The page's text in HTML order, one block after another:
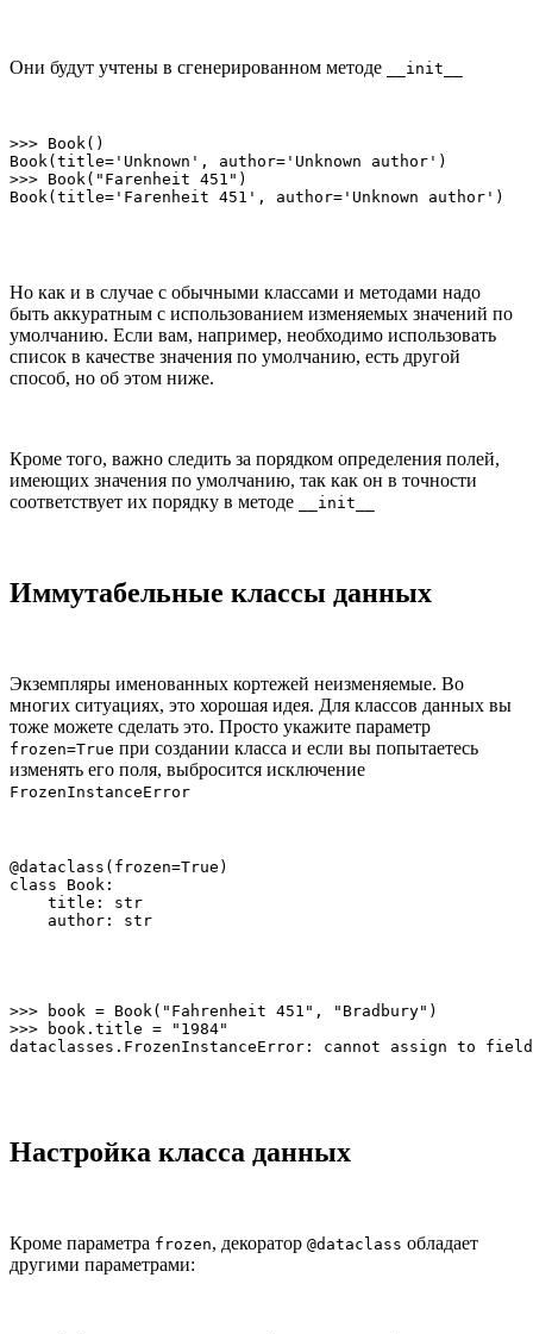
Они будут учтены в сгенерированном методе __init__
>>> Book()
Book(title='Unknown', author='Unknown author')
>>> Book("Farenheit 451")
Book(title='Farenheit 451', author='Unknown author')
Но как и в случае с обычными классами и методами надо
быть аккуратным с использованием изменяемых значений по
умолчанию. Если вам, например, необходимо использовать
список в качестве значения по умолчанию, есть другой
способ, но об этом ниже.
Кроме того, важно следить за порядком определения полей,
имеющих значения по умолчанию, так как он в точности
соответствует их порядку в методе
__init__
Иммутабельные классы данных
Экземпляры именованных кортежей неизменяемые. Во
многих ситуациях, это хорошая идея. Для классов данных вы
тоже можете сделать это. Просто укажите параметр
frozen=True при создании класса и если вы попытаетесь
изменять его поля, выбросится исключение
FrozenInstanceError
@dataclass(frozen=True)
class Book:
    title: str
    author: str
>>> book = Book("Fahrenheit 451", "Bradbury")
>>> book.title = "1984"
dataclasses.FrozenInstanceError: cannot assign to
Настройка класса данных
Кроме параметра frozen, декоратор @dataclass обладает
другими параметрами: